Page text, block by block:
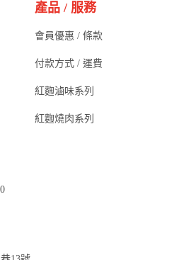
產品 / 服務
會員優惠 / 條款
付款方式 / 運費
紅麴滷味系列
紅麴燒肉系列